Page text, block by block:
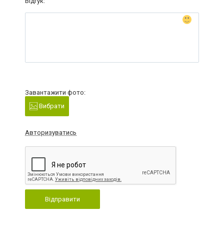
Завантажити фото:
Вибрати
Авторизуватись
Відправити